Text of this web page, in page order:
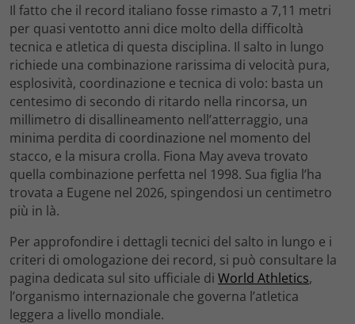
Il fatto che il record italiano fosse rimasto a 7,11 metri
per quasi ventotto anni dice molto della difficoltà
tecnica e atletica di questa disciplina. Il salto in lungo
richiede una combinazione rarissima di velocità pura,
esplosività, coordinazione e tecnica di volo: basta un
centesimo di secondo di ritardo nella rincorsa, un
millimetro di disallineamento nell’atterraggio, una
minima perdita di coordinazione nel momento del
stacco, e la misura crolla. Fiona May aveva trovato
quella combinazione perfetta nel 1998. Sua figlia l’ha
trovata a Eugene nel 2026, spingendosi un centimetro
più in là.
Per approfondire i dettagli tecnici del salto in lungo e i
criteri di omologazione dei record, si può consultare la
pagina dedicata sul sito ufficiale di World Athletics,
l’organismo internazionale che governa l’atletica
leggera a livello mondiale.